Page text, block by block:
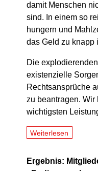
damit Menschen
sind. In einem so
hungern und
das Geld zu knapp
Die
existenzielle
Rechtsansprüche
zu beantragen.
wichtigsten
Weiterlesen
Ergebnis: